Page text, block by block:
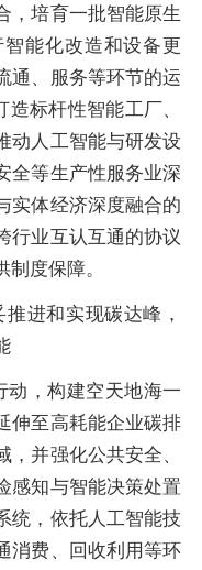
，培育一批智能原生
能化改造和设备更
通、服务等环节的运
标杆性智能工厂、
动人工智能与研发设
全等生产性服务业深
实体经济深度融合的
行业互认互通的协议
度保障。
进和实现碳达峰，
，构建空天地海一
伸至高耗能企业碳排
并强化公共安全、
感知与智能决策处置
统，依托人工智能技
消费、回收利用等环